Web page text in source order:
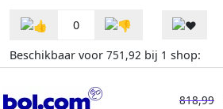
0
Beschikbaar voor 751,92 bij 1 shop:
818,99